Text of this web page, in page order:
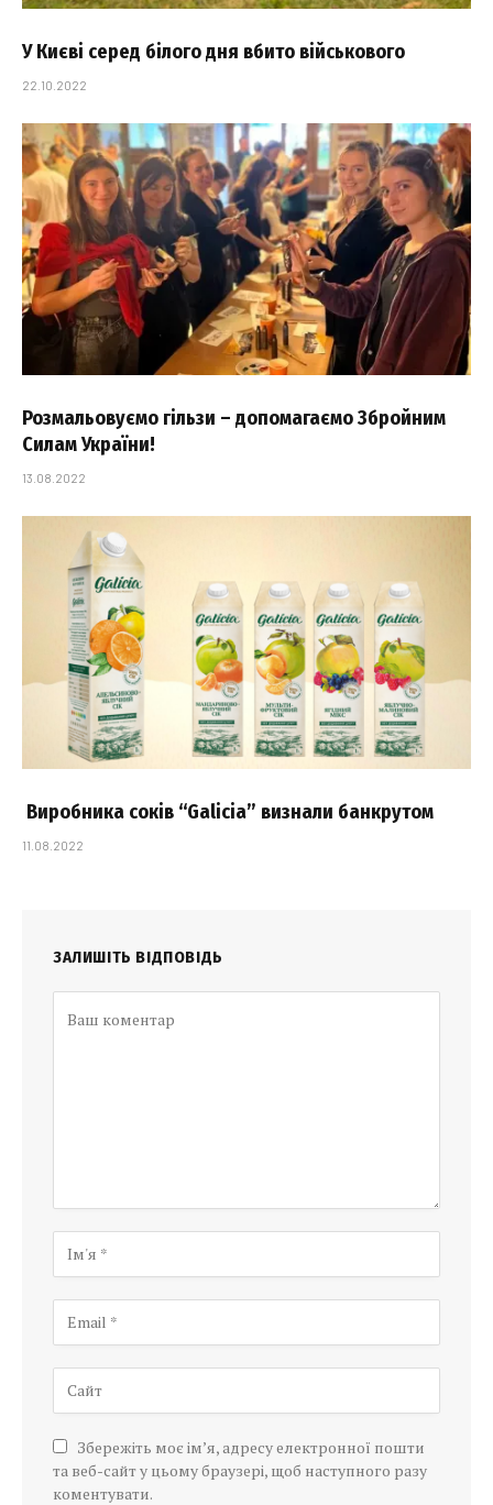
У Києві серед білого дня вбито військового
22.10.2022
Розмальовуємо гільзи – допомагаємо Збройним
Силам України!
13.08.2022
Виробника соків “Galicia” визнали банкрутом
11.08.2022
ЗАЛИШІТЬ ВІДПОВІДЬ
Збережіть моє ім’я, адресу електронної пошти
та веб-сайт у цьому браузері, щоб наступного разу
коментувати.